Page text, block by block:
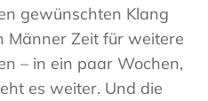
gewünschten Klang
Männer Zeit für weitere
– in ein paar Wochen,
es weiter. Und die